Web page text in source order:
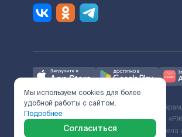
Ж/Д билеты предоставляются
с Поставщиком услуг и Договора ООО
включает сервисный сбор. Итоговая
Мы используем cookies для более
удобной работы с сайтом.
Подробнее
Согласиться